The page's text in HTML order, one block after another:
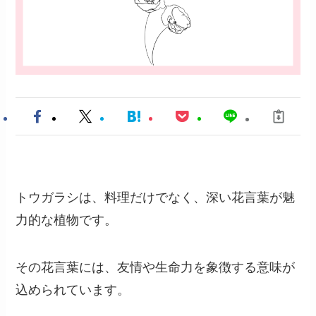
トウガラシは、料理だけでなく、深い花言葉が魅
力的な植物です。
その花言葉には、友情や生命力を象徴する意味が
込められています。